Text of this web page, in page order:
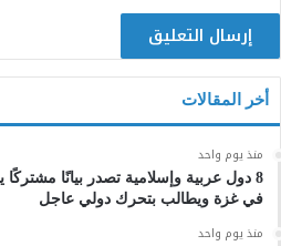
أخر المقالات
منذ يوم واحد
8 دول عربية وإسلامية تصدر بيانًا مشتركًا
في غزة ويطالب بتحرك دولي عاجل
منذ يوم واحد